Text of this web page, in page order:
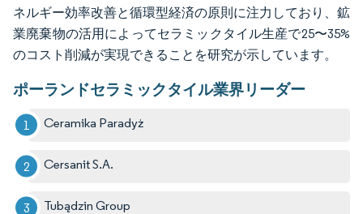
ネルギー効率改善と循環型経済の原則に注力しており、鉱
業廃棄物の活用によってセラミックタイル生産で25〜35%
のコスト削減が実現できることを研究が示しています。
ポーランドセラミックタイル業界リーダー
Ceramika Paradyż
Cersanit S.A.
Tubądzin Group